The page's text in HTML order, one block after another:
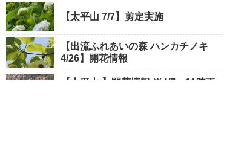
【太平山 7/7】剪定実施
【出流ふれあいの森 ハンカチノキ
4/26】開花情報
【太平山 】開花情報 ※4/7 11時更